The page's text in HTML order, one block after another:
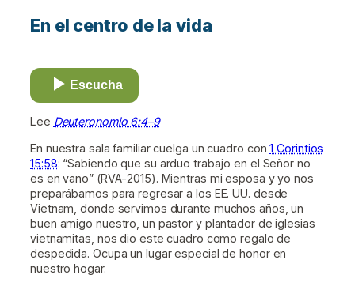
En el centro de la vida
Escucha
Lee Deuteronomio 6:4–9
En nuestra sala familiar cuelga un cuadro con1 Corintios
15:58: “Sabiendo que su arduo trabajo en el Señor no
es en vano” (RVA-2015). Mientras mi esposa y yo nos
preparábamos para regresar a los EE. UU. desde
Vietnam, donde servimos durante muchos años, un
buen amigo nuestro, un pastor y plantador de iglesias
vietnamitas, nos dio este cuadro como regalo de
despedida. Ocupa un lugar especial de honor en
nuestro hogar.